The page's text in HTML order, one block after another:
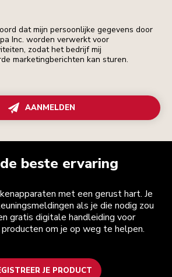
dat mijn persoonlijke gegevens door
Inc. worden verwerkt voor
zodat het bedrijf mij
marketingberichten kan sturen.
AANMELDEN
beste ervaring
met een gerust hart. Je
als je die nodig zou
gratis digitale handleiding voor
om je op weg te helpen.
JE PRODUCT